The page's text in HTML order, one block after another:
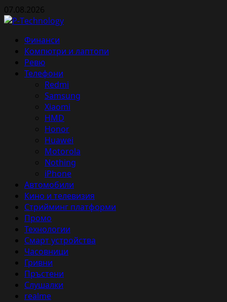
Skip
to
07.08.2026
Primary
Menu
Финанси
Компютри и лаптопи
Ревю
Телефони
Redmi
Samsung
Xiaomi
HMD
Honor
Huawei
Motorola
Nothing
iPhone
Автомобили
Кино и телевизия
Стрийминг платформи
Промо
Технологии
Смарт устройства
Часовници
Гривни
Пръстени
Слушалки
realme